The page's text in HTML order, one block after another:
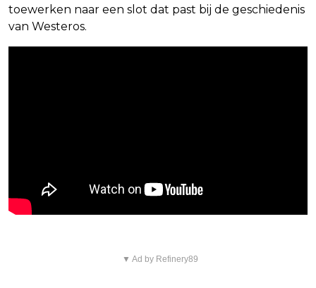
toewerken naar een slot dat past bij de geschiedenis
van Westeros.
▼ Ad by Refinery89